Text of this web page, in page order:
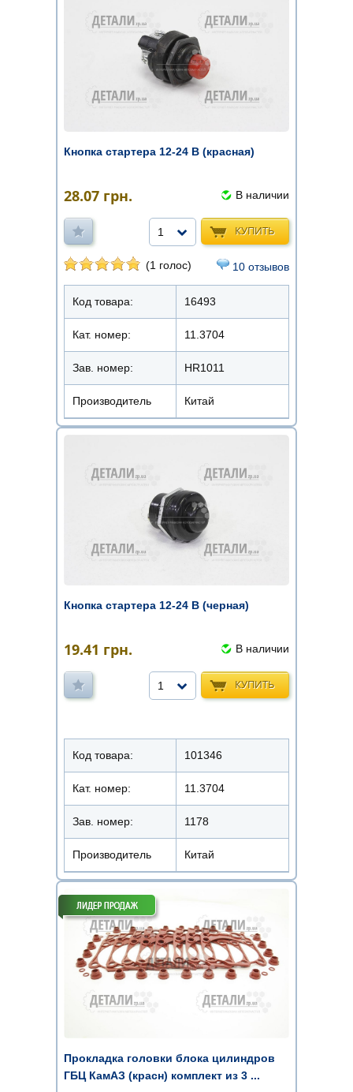
Кнопка стартера 12-24 В (красная)
28.07 грн. В наличии
КУПИТЬ
1
(1 голос) 10 отзывов
Код товара: 16493
Кат. номер: 11.3704
Зав. номер: HR1011
Производитель Китай
Кнопка стартера 12-24 В (черная)
19.41 грн. В наличии
КУПИТЬ
1
Код товара: 101346
Кат. номер: 11.3704
Зав. номер: 1178
Производитель Китай
Прокладка головки блока цилиндров
ГБЦ КамАЗ (красн) комплект из 3 ...